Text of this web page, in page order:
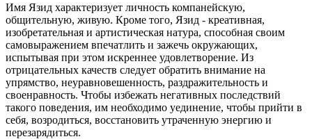
Имя Язид характеризует личность компанейскую,
общительную, живую. Кроме того, Язид - креативная,
изобретательная и артистическая натура, способная своим
самовыражением впечатлить и зажечь окружающих,
испытывая при этом искреннее удовлетворение. Из
отрицательных качеств следует обратить внимание на
упрямство, неуравновешенность, раздражительность и
своенравность. Чтобы избежать негативных последствий
такого поведения, им необходимо уединение, чтобы прийти в
себя, возродиться, восстановить утраченную энергию и
перезарядиться.